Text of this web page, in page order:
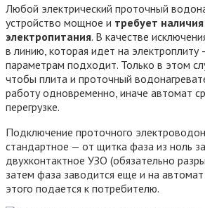
Любой электрический проточный
устройство мощное и требует
электропитания. В качестве
в линию, которая идет на электроплиту
параметрам подходит. Только в этом
чтобы плита и проточный
работу одновременно, иначе автомат
перегрузке.
Подключение проточного
стандартное — от щитка фаза из ноль
двухконтактное УЗО (обязательно
затем фаза заводится еще и на
этого подается к потребителю.